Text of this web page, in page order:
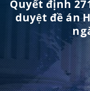
Quyết định
duyệt đề án